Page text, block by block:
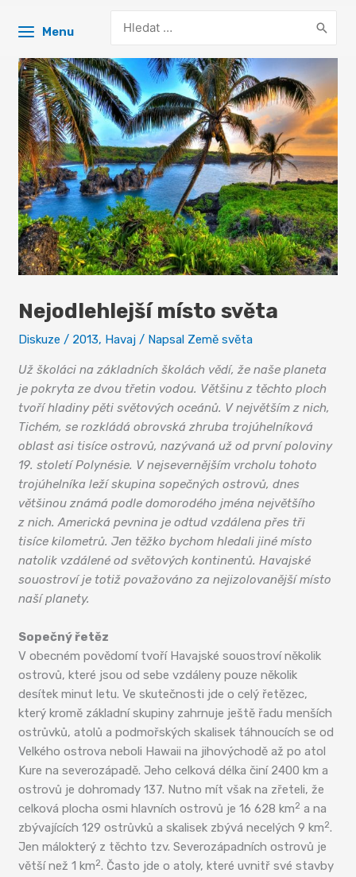
Menu
for:
Nejodlehlejší místo světa
Diskuze / 2013, Havaj / Napsal Země světa
Už školáci na základních školách vědí, že naše planeta
je pokryta ze dvou třetin vodou. Většinu z těchto ploch
tvoří hladiny pěti světových oceánů. V největším z nich,
Tichém, se rozkládá obrovská zhruba trojúhelníková
oblast asi tisíce ostrovů, nazývaná už od první poloviny
19. století Polynésie. V nejsevernějším vrcholu tohoto
trojúhelníka leží skupina sopečných ostrovů, dnes
většinou známá podle domorodého jména největšího
z nich. Americká pevnina je odtud vzdálena přes tři
tisíce kilometrů. Jen těžko bychom hledali jiné místo
natolik vzdálené od světových kontinentů. Havajské
souostroví je totiž považováno za nejizolovanější místo
naší planety.
Sopečný řetěz
V obecném povědomí tvoří Havajské souostroví několik
ostrovů, které jsou od sebe vzdáleny pouze několik
desítek minut letu. Ve skutečnosti jde o celý řetězec,
který kromě základní skupiny zahrnuje ještě řadu menších
ostrůvků, atolů a podmořských skalisek táhnoucích se od
Velkého ostrova neboli Hawaii na jihovýchodě až po atol
Kure na severozápadě. Jeho celková délka činí 2400 km a
ostrovů je dohromady 137. Nutno mít však na zřeteli, že
celková plocha osmi hlavních ostrovů je 16 628 km2 a na
zbývajících 129 ostrůvků a skalisek zbývá necelých 9 km2.
Jen málokterý z těchto tzv. Severozápadních ostrovů je
větší než 1 km2. Často jde o atoly, které uvnitř své stavby